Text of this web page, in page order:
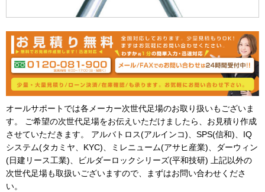
オールサポートでは各メーカー次世代足場のお取り扱いもございま
す。 ご希望の次世代足場をお伝えいただけましたら、お見積り作成
させていただきます。 アルバトロス(アルインコ)、SPS(信和)、IQ
システム(タカミヤ、KYC)、ミレニューム(アサヒ産業)、ダーウィン
(日建リース工業)、ビルダーロックシリーズ(平和技研) 上記以外の
次世代足場も取扱いございますので、まずはお問い合わせくださ
い。